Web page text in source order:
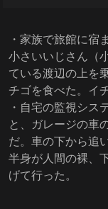
・家族で旅館に宿
小さいいじさん（
ている渡辺の上を
チゴを食べた。イ
・自宅の監視シス
と、ガレージの車
だ。車の下から追
半身が人間の裸、
げて行った。